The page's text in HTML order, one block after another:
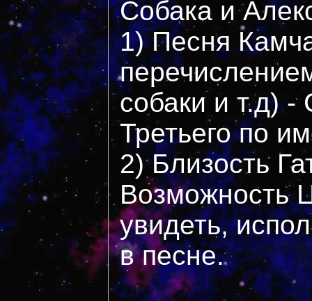
Собака и
1) Песня
собаки и т.д)
Третьего по
2) Близость
Возможность
увидеть,
в песне.